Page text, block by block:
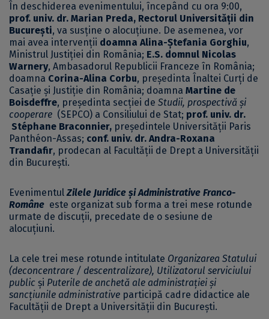
În deschiderea evenimentului, începând cu ora 9:00,
prof. univ. dr. Marian Preda, Rectorul Universității din
București, va susține o alocuțiune. De asemenea, vor
mai avea intervenții doamna Alina-Ștefania Gorghiu,
Ministrul Justiției din România; E.S. domnul Nicolas
Warnery, Ambasadorul Republicii Franceze în România;
doamna Corina-Alina Corbu, președinta Înaltei Curţi de
Casaţie şi Justiţie din România; doamna Martine de
Boisdeffre, președinta secției de Studii, prospectivă și
cooperare (SEPCO) a Consiliului de Stat; prof. univ. dr.
Stéphane Braconnier, președintele Universității Paris
Panthéon-Assas; conf. univ. dr. Andra-Roxana
Trandafir, prodecan al Facultății de Drept a Universității
din București.
EvenimentulZilele Juridice și Administrative Franco-
Române este organizat sub forma a trei mese rotunde
urmate de discuții, precedate de o sesiune de
alocuțiuni.
La cele trei mese rotunde intitulate Organizarea Statului
(deconcentrare / descentralizare), Utilizatorul serviciului
public și Puterile de anchetă ale administrației și
sancțiunile administrative participă cadre didactice ale
Facultății de Drept a Universității din București.